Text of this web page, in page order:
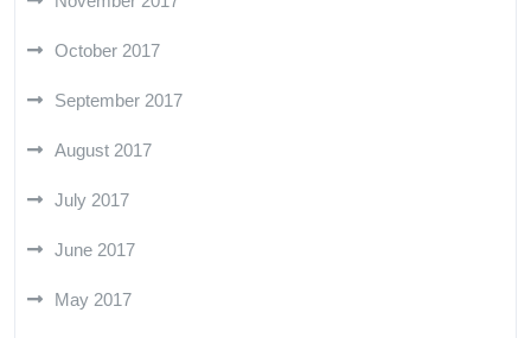
October 2017
September 2017
August 2017
July 2017
June 2017
May 2017